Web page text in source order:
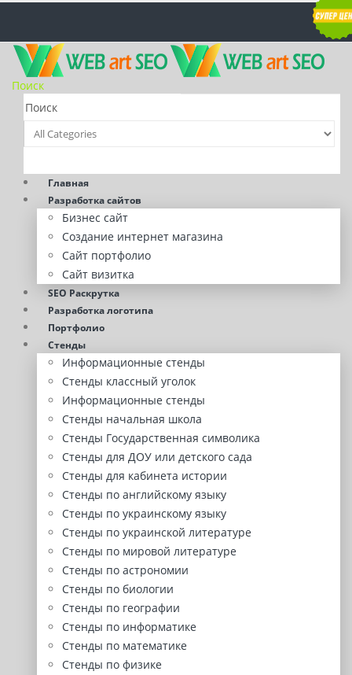
Поиск
Главная
Разработка сайтов
Бизнес сайт
Создание интернет магазина
Сайт портфолио
Сайт визитка
SEO Раскрутка
Разработка логотипа
Портфолио
Стенды
Информационные стенды
Стенды классный уголок
Информационные стенды
Стенды начальная школа
Стенды Государственная символика
Стенды для ДОУ или детского сада
Стенды для кабинета истории
Стенды по английскому языку
Стенды по украинскому языку
Стенды по украинской литературе
Стенды по мировой литературе
Стенды по астрономии
Стенды по биологии
Стенды по географии
Стенды по информатике
Стенды по математике
Стенды по физике